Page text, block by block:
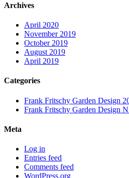
Archives
April 2020
November 2019
October 2019
August 2019
April 2019
Categories
Frank Fritschy Garden Design
Frank Fritschy Garden Design
Meta
Log in
Entries feed
Comments feed
WordPress.org